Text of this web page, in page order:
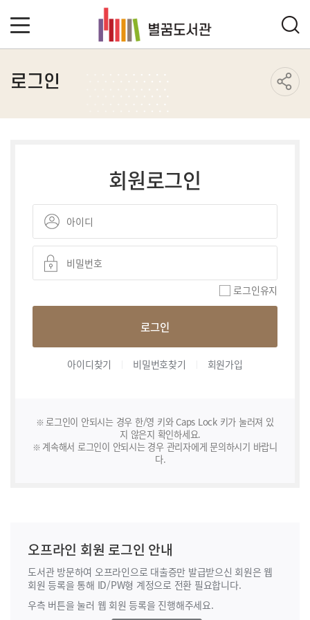
로그인
회원로그인
로그인유지
로그인
아이디찾기 비밀번호찾기 회원가입
로그인이 안되시는 경우 한/영 키와 Caps Lock 키가 눌러져 있
지 않은지 확인하세요.
계속해서 로그인이 안되시는 경우 관리자에게 문의하시기 바랍니
다.
오프라인 회원 로그인 안내
도서관 방문하여 오프라인으로 대출증만 발급받으신 회원은 웹
회원 등록을 통해 ID/PW형 계정으로 전환 필요합니다.
우측 버튼을 눌러 웹 회원 등록을 진행해주세요.